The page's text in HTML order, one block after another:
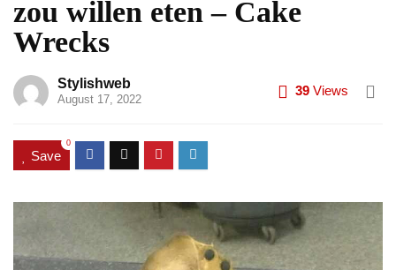
zou willen eten – Cake
Wrecks
Stylishweb
August 17, 2022
39 Views
Save
0